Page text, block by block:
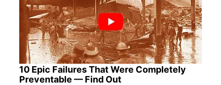
10 Epic Failures That Were Completely
Preventable — Find Out